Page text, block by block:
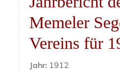
Memeler
Vereins für
Jahr: 1912